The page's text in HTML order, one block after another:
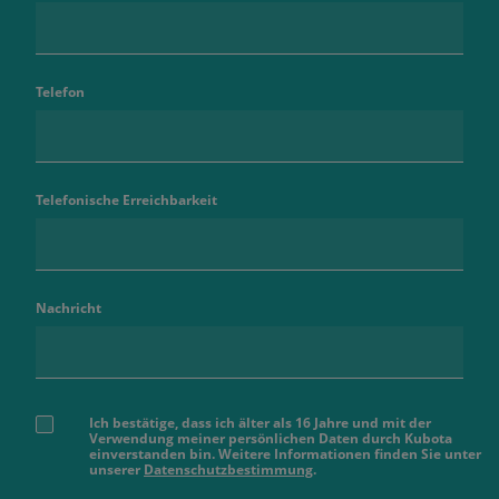
Telefon
Telefonische Erreichbarkeit
Nachricht
Ich bestätige, dass ich älter als 16 Jahre und mit der
Verwendung meiner persönlichen Daten durch Kubota
einverstanden bin. Weitere Informationen finden Sie unter
unserer Datenschutzbestimmung.